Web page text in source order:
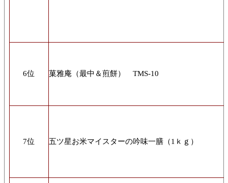
6位 菓雅庵（最中＆煎餅） TMS-10
7位 五ツ星お米マイスターの吟味一膳（1ｋｇ）